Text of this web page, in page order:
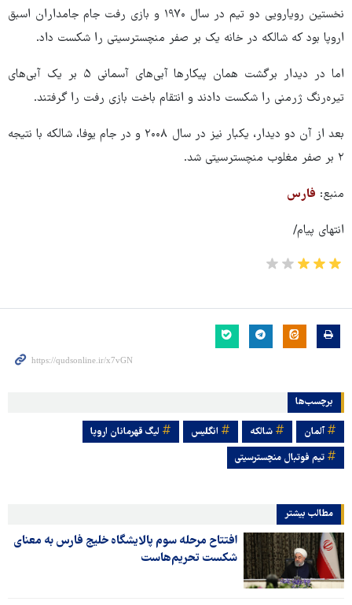
نخستین رویارویی دو تیم در سال ۱۹۷۰ و بازی رفت جام جامداران اسبق
اروپا بود که شالکه در خانه یک بر صفر منچسترسیتی را شکست داد.
اما در دیدار برگشت همان پیکارها آبی‌های آسمانی ۵ بر یک آبی‌های
تیره‌رنگ ژرمنی را شکست دادند و انتقام باخت بازی رفت را گرفتند.
بعد از آن دو دیدار، یکبار نیز در سال ۲۰۰۸ و در جام یوفا، شالکه با نتیجه
۲ بر صفر مغلوب منچسترسیتی شد.
منبع: فارس
انتهای پیام/
برچسب‌ها
آلمان شالکه انگلیس
لیگ قهرمانان اروپا
تیم فوتبال منچسترسیتی
مطالب بیشتر
افتتاح مرحله سوم پالایشگاه خلیج فارس به معنای
شکست تحریم‌هاست